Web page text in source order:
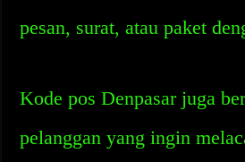
pesan, surat, atau paket
Kode pos Denpasar juga
pelanggan yang ingin